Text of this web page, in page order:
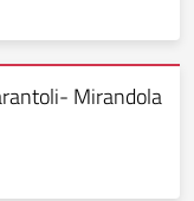
Mirandola